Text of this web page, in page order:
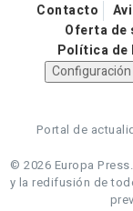
Contacto
Oferta de
Política de
Portal de
© 2026 Europa Press.
y la redifusión de